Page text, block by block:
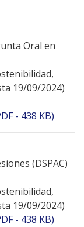
Oral en
19/09/2024)
- 438 KB)
(DSPAC)
19/09/2024)
- 438 KB)